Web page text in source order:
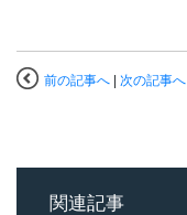
前の記事へ 次の記事へ
関連記事